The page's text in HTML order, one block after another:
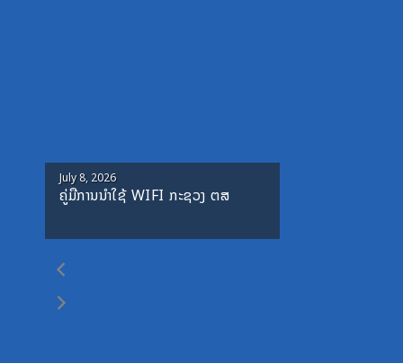
Posted
on
July 8, 2026
ຄູ່ມືການນຳໃຊ້ WIFI ກະຊວງ ຕສ